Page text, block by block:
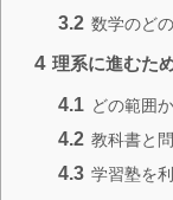
3.2 数学のど
4 理系に進むた
4.1 どの範囲
4.2 教科書と
4.3 学習塾を